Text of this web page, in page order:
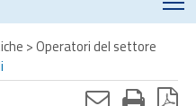
>Operatori del settore